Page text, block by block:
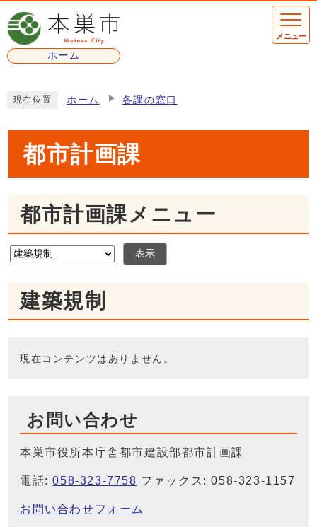
ページの先頭です
ホーム
メニュー
現在位置 ホーム 各課の窓口
都市計画課
都市計画課メニュー
表示
建築規制
現在コンテンツはありません。
お問い合わせ
本巣市役所本庁舎都市建設部都市計画課
電話:058-323-7758 ファックス: 058-323-1157
お問い合わせフォーム